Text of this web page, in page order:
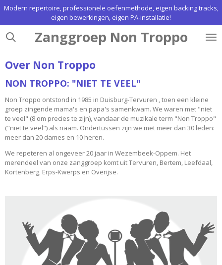
Ga
de
Zanggroep Non Troppo
Modern repertoire, professionele oefenmethode, eigen backing tracks,
eigen bewerkingen, eigen PA-installatie!
Over Non Troppo
NON TROPPO: "NIET TE VEEL"
Non Troppo ontstond in 1985 in Duisburg-Tervuren , toen een kleine
groep zingende mama's en papa's samenkwam. We waren met "niet
te veel" (8 om precies te zijn), vandaar de muzikale term "Non Troppo"
("niet te veel") als naam. Ondertussen zijn we met meer dan 30 leden:
meer dan 20 dames en 10 heren.
We repeteren al ongeveer 20 jaar in Wezembeek-Oppem. Het
merendeel van onze zanggroep komt uit Tervuren, Bertem, Leefdaal,
Kortenberg, Erps-Kwerps en Overijse.